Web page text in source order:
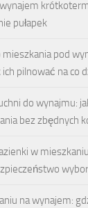
pułapek
pod
pilnować na co
do wynajmu:
bez zbędnych
w
na wynajem: